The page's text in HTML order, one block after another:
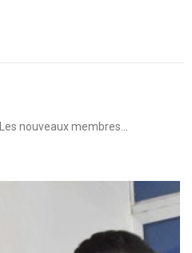
Les nouveaux membres…